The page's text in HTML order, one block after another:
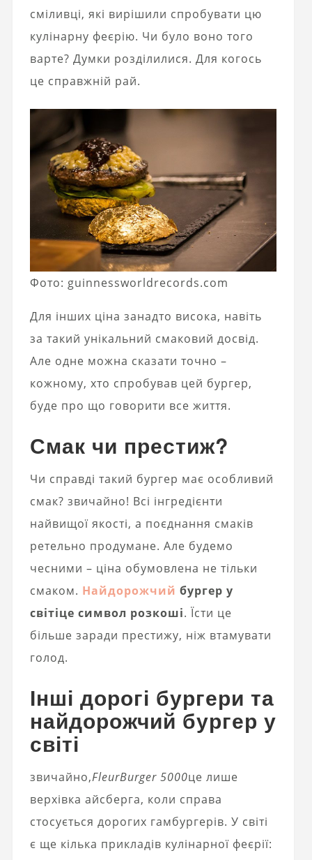
сміливці, які вирішили спробувати цю
кулінарну феєрію. Чи було воно того
варте? Думки розділилися. Для когось
це справжній рай.
Фото: guinnessworldrecords.com
Для інших ціна занадто висока, навіть
за такий унікальний смаковий досвід.
Але одне можна сказати точно –
кожному, хто спробував цей бургер,
буде про що говорити все життя.
Смак чи престиж?
Чи справді такий бургер має особливий
смак? звичайно! Всі інгредієнти
найвищої якості, а поєднання смаків
ретельно продумане. Але будемо
чесними – ціна обумовлена ​​не тільки
смаком. Найдорожчий бургер у
світіце символ розкоші. Їсти це
більше заради престижу, ніж втамувати
голод.
Інші дорогі бургери та
найдорожчий бургер у
світі
звичайно,FleurBurger 5000це лише
верхівка айсберга, коли справа
стосується дорогих гамбургерів. У світі
є ще кілька прикладів кулінарної феєрії: